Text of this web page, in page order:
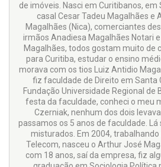
de imóveis. Nasci em Curitibanos, em
casal Cesar Tadeu Magalhães e
Magalhães (Nica), comerciantes
irmãos Anadiesa Magalhães Notari
Magalhães, todos gostam muito de
para Curitiba, estudar o ensino
morava com os tios Luiz Antidio
fiz faculdade de Direito em Santa
Fundação Universidade Regional de
festa da faculdade, conheci o meu
Czerniak, nenhum dos dois
passamos os 5 anos de faculdade. Lá
misturados. Em 2004, trabalhando
Telecom, nasceu o Arthur José
com 18 anos, saí da empresa, fiz